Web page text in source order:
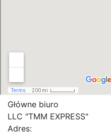
Główne biuro
LLC "ТММ EXPRESS"
Adres: